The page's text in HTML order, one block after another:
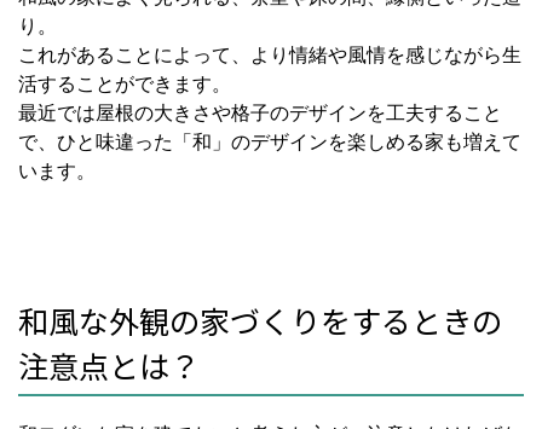
り。
これがあることによって、より情緒や風情を感じながら生
活することができます。
最近では屋根の大きさや格子のデザインを工夫すること
で、ひと味違った「和」のデザインを楽しめる家も増えて
います。
和風な外観の家づくりをするときの
注意点とは？